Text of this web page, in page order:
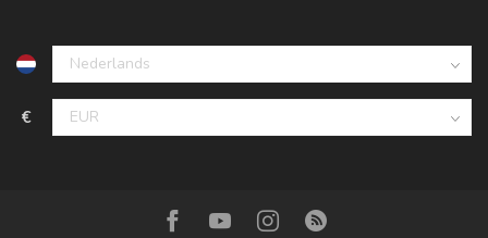
€